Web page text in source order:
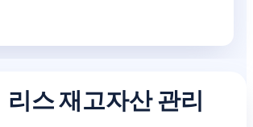
스 재고자산 관리